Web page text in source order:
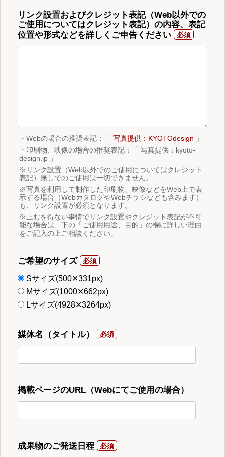
リンク設置およびクレジット表記（Web以外での
ご使用についてはクレジット表記）の内容、表記
位置や形式などを詳しくご申告ください
・Webの場合の推奨表記：「 写真提供：KYOTOdesign 」
・印刷物、映像の場合の推奨表記：「 写真提供：kyoto-
design.jp 」
※リンク設置（Web以外でのご使用についてはクレジット
表記）無しでのご使用は一切できません。
※写真を利用して制作した印刷物、映像などをWeb上で表
示する場合（WebカタログやWebチラシなども含みます）
も、リンク設置が必須となります。
※止むを得ない事情でリンク設置やクレジット表記が不可
能な場合は、下の「ご使用用途、目的」の欄に詳しい理由
をご記入の上ご相談ください。
ご希望のサイズ
Sサイズ(500✕331px)
Mサイズ(1000✕662px)
Lサイズ(4928✕3264px)
媒体名（タイトル）
掲載ページのURL（Webにてご使用の場合）
成果物のご発送日程